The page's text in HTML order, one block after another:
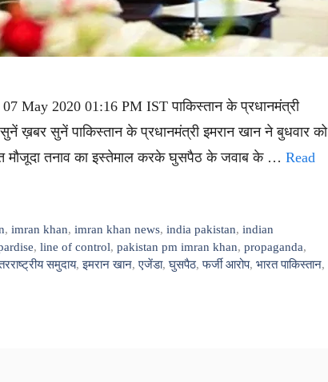
May 2020 01:16 PM IST पाकिस्तान के प्रधानमंत्री
ख़बर सुनें पाकिस्तान के प्रधानमंत्री इमरान खान ने बुधवार को
मौजूदा तनाव का इस्तेमाल करके घुसपैठ के जवाब के … Read
,imran khan,imran khan news,india pakistan,indian
, line of control, pakistan pm imran khan, propaganda,
समुदाय,इमरान खान,एजेंडा,घुसपैठ,फर्जी आरोप, भारत पाकिस्तान,